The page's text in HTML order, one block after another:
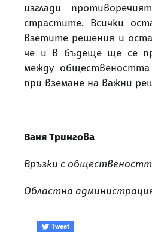
изглади
страстите. Всички
взетите решения и
че и в бъдеще ще се
между
при вземане на важни
Ваня Трингова
Връзки с
Областна
Tweet